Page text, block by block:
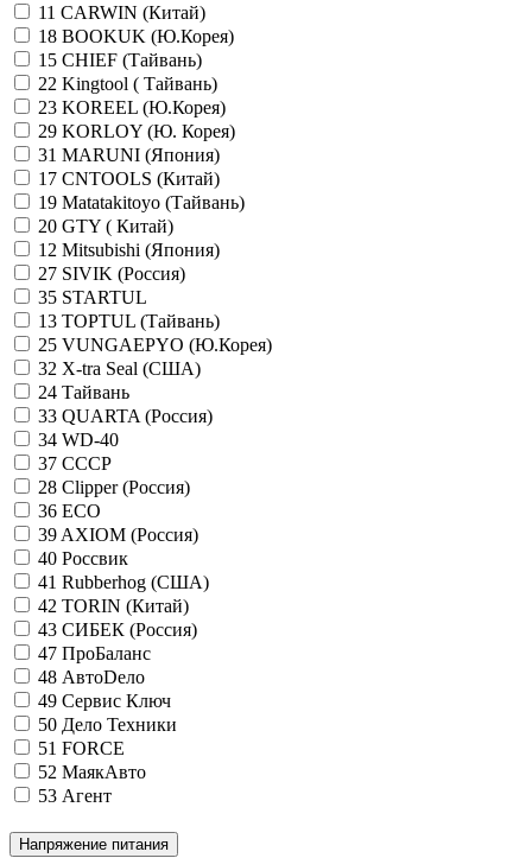
11 CARWIN (Китай)
18 BOOKUK (Ю.Корея)
15 CHIEF (Тайвань)
22 Kingtool ( Тайвань)
23 KOREEL (Ю.Корея)
29 KORLOY (Ю. Корея)
31 MARUNI (Япония)
17 CNTOOLS (Китай)
19 Matatakitoyo (Тайвань)
20 GTY ( Китай)
12 Mitsubishi (Япония)
27 SIVIK (Россия)
35 STARTUL
13 TOPTUL (Тайвань)
25 VUNGAEPYO (Ю.Корея)
32 X-tra Seal (США)
24 Тайвань
33 QUARTA (Россия)
34 WD-40
37 СССР
28 Clipper (Россия)
36 ECO
39 AXIOM (Россия)
40 Россвик
41 Rubberhog (США)
42 TORIN (Китай)
43 СИБЕК (Россия)
47 ПроБаланс
48 АвтоDело
49 Сервис Ключ
50 Дело Техники
51 FORCE
52 МаякАвто
53 Агент
Напряжение питания